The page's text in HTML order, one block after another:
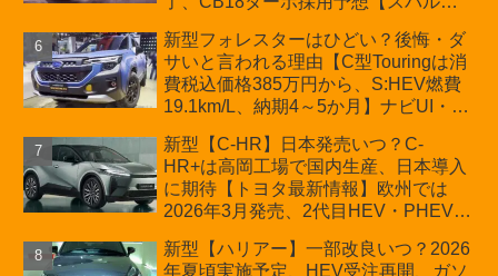
新型フォレスターはひどい？後悔・ダ
サいと言われる理由【C型Touringは消
費税込価格385万円から、S:HEV燃費
19.1km/L、納期4～5か月】ナビUI・冬
カーオブザイヤーとJNCAP大賞受賞後
も残る注意点
新型【C-HR】日本発売いつ？C-
HR+は高岡工場で国内生産、日本導入
に期待【トヨタ最新情報】欧州では
2026年3月発売、2代目HEV・PHEVは
新型【ハリアー】一部改良いつ？2026
年夏頃実施予定、HEV受注再開、ガソ